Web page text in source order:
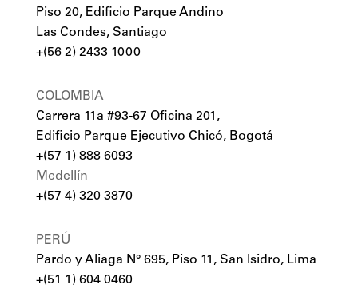
Piso 20, Edificio Parque Andino
Las Condes, Santiago
+(56 2) 2433 1000
COLOMBIA
Carrera 11a #93-67 Oficina 201,
Edificio Parque Ejecutivo Chicó, Bogotá
+(57 1) 888 6093
Medellín
+(57 4) 320 3870
PERÚ
Pardo y Aliaga N° 695, Piso 11, San Isidro, Lima
+(51 1) 604 0460